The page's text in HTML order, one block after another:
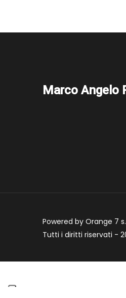
Marco Angelo
Powered by Orange 7
Tutti i diritti riservati -